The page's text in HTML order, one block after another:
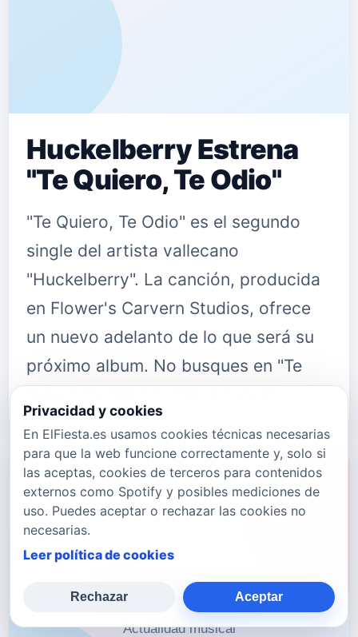
Huckelberry Estrena
"Te Quiero, Te Odio"
"Te Quiero, Te Odio" es el segundo
single del artista vallecano
"Huckelberry". La canción, producida
en Flower's Carvern Studios, ofrece
un nuevo adelanto de lo que será su
próximo album. No busques en "Te
Privacidad y cookies
En ElFiesta.es usamos cookies técnicas necesarias
para que la web funcione correctamente y, solo si
las aceptas, cookies de terceros para contenidos
externos como Spotify y posibles mediciones de
uso. Puedes aceptar o rechazar las cookies no
necesarias.
Leer política de cookies
Rechazar Aceptar